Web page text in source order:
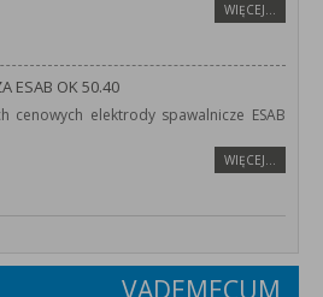
WIĘCEJ…
ESAB OK 50.40
cenowych elektrody spawalnicze ESAB
WIĘCEJ…
VADEMECUM